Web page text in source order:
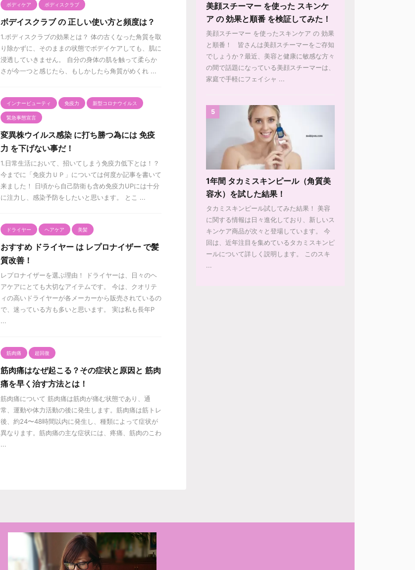
ボディケア ボディスクラブ
ボデイスクラブ の 正しい使い方と頻度は？
1.ボディスクラブの効果とは？ 体の古くなった角質を取
り除かずに、そのままの状態でボデイケアしても、肌に
浸透していきません。 自分の身体の肌を触って柔らか
さが今一つと感じたら、もしかしたら角質がめくれ ...
インナービューティ 免疫力 新型コロナウイルス
緊急事態宣言
変異株ウイルス感染 に打ち勝つ為には 免疫
力 を下げない事だ！
1.日常生活において、招いてしまう免疫力低下とは！？
今までに「免疫力ＵＰ」については何度か記事を書いて
来ました！ 日頃から自己防衛も含め免疫力UPには十分
に注力し、感染予防をしたいと思います。 とこ ...
ドライヤー ヘアケア 美髪
おすすめ ドライヤー は レプロナイザー で髪
質改善！
レプロナイザーを選ぶ理由！ ドライヤーは、日々のヘ
アケアにとても大切なアイテムです。 今は、クオリテ
ィの高いドライヤーが各メーカーから販売されているの
で、迷っている方も多いと思います。 実は私も長年P
...
筋肉痛 超回復
筋肉痛はなぜ起こる？その症状と原因と 筋肉
痛を早く治す方法とは！
筋肉痛について 筋肉痛は筋肉が痛む状態であり、通
常、運動や体力活動の後に発生します。筋肉痛は筋トレ
後、約24〜48時間以内に発生し、種類によって症状が
異なります。筋肉痛の主な症状には、疼痛、筋肉のこわ
...
美顔スチーマー を使った スキンケ
ア の 効果と順番 を検証してみた！
美顔スチーマー を使ったスキンケア の 効果
と順番！ 皆さんは美顔スチーマーをご存知
でしょうか？最近、美容と健康に敏感な方々
の間で話題になっている美顔スチーマーは、
家庭で手軽にフェイシャ ...
5
1年間 タカミスキンピール（角質美
容水）を試した結果！
タカミスキンピール試してみた結果！ 美容
に関する情報は日々進化しており、新しいス
キンケア商品が次々と登場しています。 今
回は、近年注目を集めているタカミスキンピ
ールについて詳しく説明します。 このスキ
...